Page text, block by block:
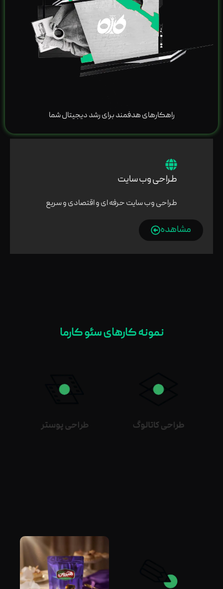
راهکارهای هدفمند برای رشد دیجیتال شما
طراحی وب سایت
طراحی وب سایت حرفه ای و اقتصادی و سریع
مشاهده
نمونه کارهای سئو کارما